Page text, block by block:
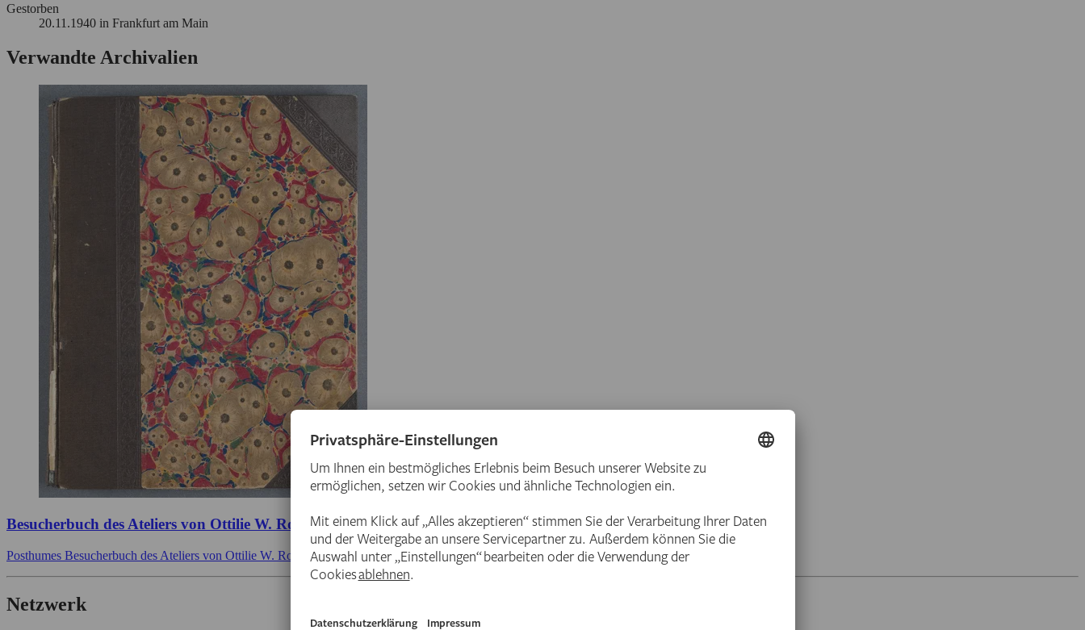
Gestorben
20.11.1940 in Frankfurt am Main
Verwandte Archivalien
Besucherbuch des Ateliers von Ottilie W. Roederstein in Hofheim am Taunus
Posthumes Besucherbuch des Ateliers von Ottilie W. Roederstein in Hofh…
Netzwerk